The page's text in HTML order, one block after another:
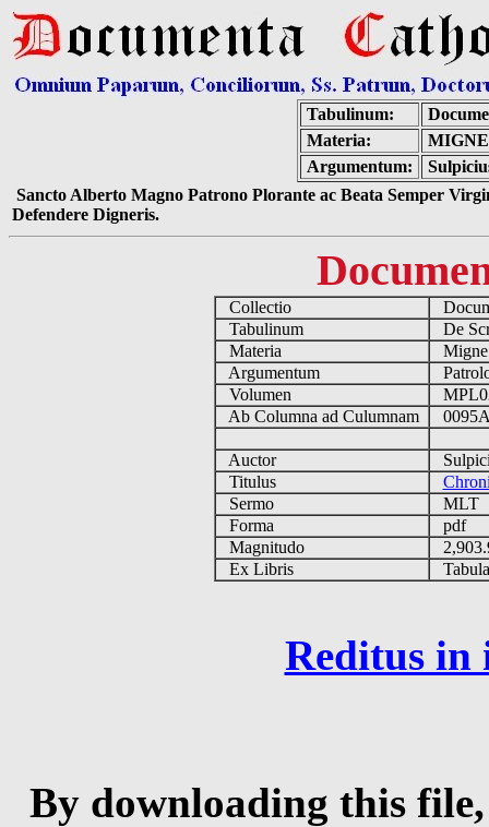
Tabulinum:
Materia:
Argumentum:
Sancto Alberto Magno Patrono Plorante ac Beata Semper
Defendere Digneris.
Collectio
Tabulinum
De
Materia
Argumentum
Volumen
Ab Columna ad Culumnam
Auctor
Titulus
Sermo
MLT
Forma
pdf
Magnitudo
Ex Libris
Reditus in
By downloading this